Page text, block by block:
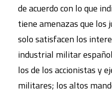
de acuerdo con lo que
tiene amenazas que los
solo satisfacen los
industrial militar
los de los accionistas y
militares; los altos